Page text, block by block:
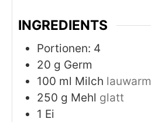
INGREDIENTS
Portionen: 4
20 g Germ
100 ml Milch lauwarm
250 g Mehl glatt
1 Ei